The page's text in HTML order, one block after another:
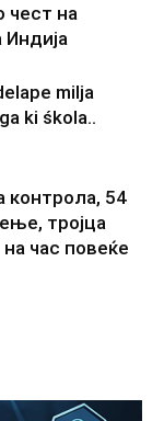
чест на
milja
ki śkola..
контрола, 54
тројца
час повеќе